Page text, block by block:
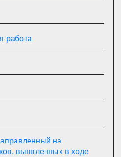
работа
на
выявленных в ходе